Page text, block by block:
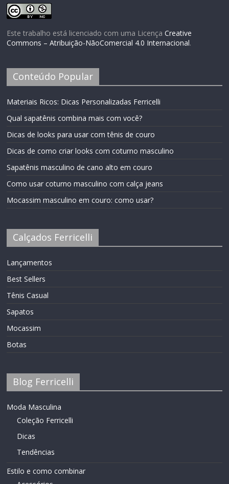
Este trabalho está licenciado com uma LicençaCreative
Commons – Atribuição-NãoComercial 4.0 Internacional.
Conteúdo Popular
Materiais Ricos: Dicas Personalizadas Ferricelli
Qual sapatênis combina mais com você?
Dicas de looks para usar com tênis de couro
Dicas de como criar looks com coturno masculino
Sapatênis masculino de cano alto em couro
Como usar coturno masculino com calça jeans
Mocassim masculino em couro: como usar?
Calçados Ferricelli
Lançamentos
Best Sellers
Tênis Casual
Sapatos
Mocassim
Botas
Blog Ferricelli
Moda Masculina
Coleção Ferricelli
Dicas
Tendências
Estilo e como combinar